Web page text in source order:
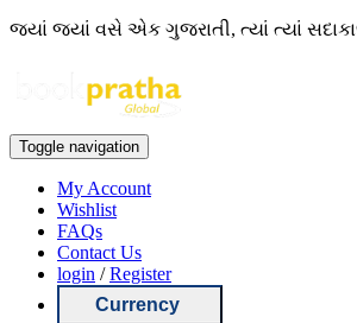
જ્યાં જ્યાં વસે એક ગુજરાતી, ત્યાં ત્યાં
Toggle navigation
My Account
Wishlist
FAQs
Contact Us
login /Register
Currency